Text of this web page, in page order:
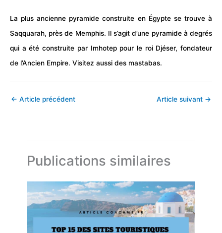
La plus ancienne pyramide construite en Égypte se trouve à
Saqquarah, près de Memphis. Il s’agit d’une pyramide à degrés
qui a été construite par Imhotep pour le roi Djéser, fondateur
de l’Ancien Empire. Visitez aussi des mastabas.
← Article précédent Article suivant →
Publications similaires